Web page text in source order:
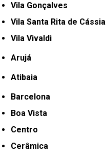
Vila Gonçalves
Vila Santa Rita de Cássia
Vila Vivaldi
Arujá
Atibaia
Barcelona
Boa Vista
Centro
Cerâmica